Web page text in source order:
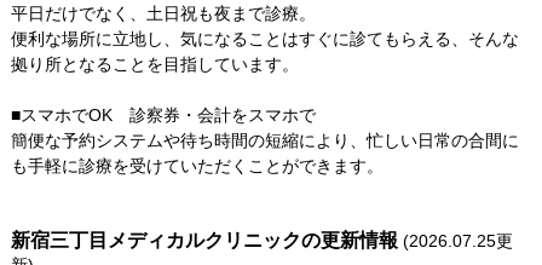
平日だけでなく、土日祝も夜まで診療。
便利な場所に立地し、気になることはすぐに診てもらえる、そんな
拠り所となることを目指しています。
■スマホでOK 診察券・会計をスマホで
簡便な予約システムや待ち時間の短縮により、忙しい日常の合間に
も手軽に診療を受けていただくことができます。
新宿三丁目メディカルクリニックの更新情報 (2026.07.25更